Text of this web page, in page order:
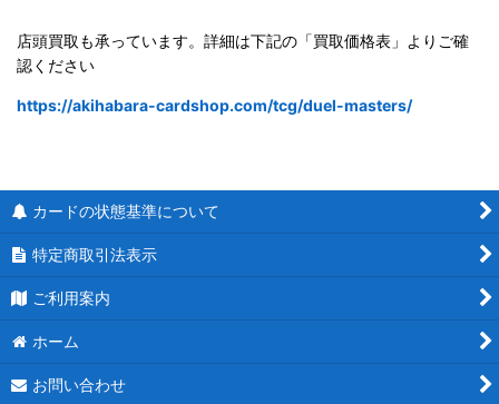
店頭買取も承っています。詳細は下記の「買取価格表」よりご確
認ください
https://akihabara-cardshop.com/tcg/duel-masters/
カードの状態基準について
特定商取引法表示
ご利用案内
ホーム
お問い合わせ